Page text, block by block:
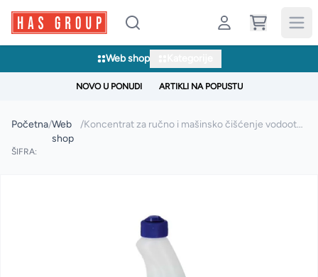
Web shop
NOVO U PONUDI ARTIKLI NA POPUSTU
Početna/Web
shop
/ Koncentrat za ručno i mašinsko čišćenje vodootpornih površina ARENA BLIC 1l
ŠIFRA: